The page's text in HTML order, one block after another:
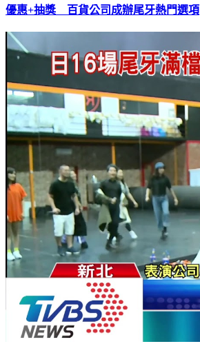
優惠+抽獎 百貨公司成辦尾牙熱門選項